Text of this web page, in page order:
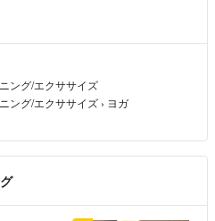
ング/エクササイズ
ング/エクササイズ › ヨガ